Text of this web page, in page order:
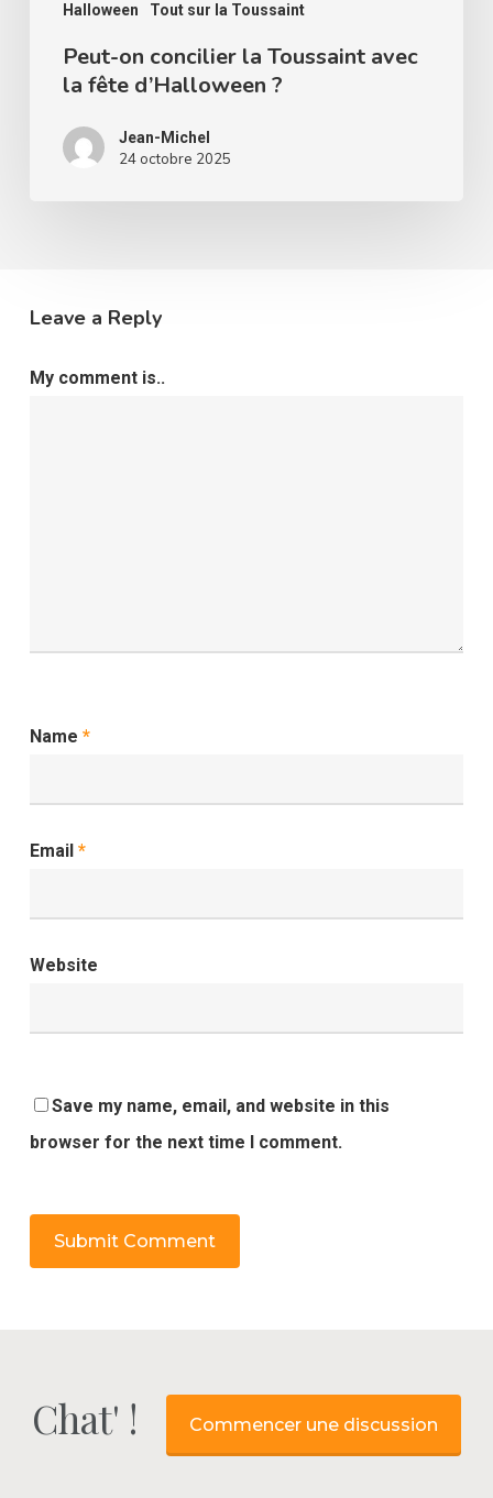
Halloween Tout sur la Toussaint
Peut-on concilier la Toussaint avec
la fête d’Halloween ?
Jean-Michel
24 octobre 2025
Leave a Reply
My comment is..
Name *
Email *
Website
Save my name, email, and website in this
browser for the next time I comment.
Chat' ! Commencer une discussion